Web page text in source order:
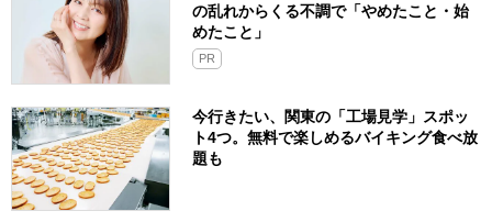
の乱れからくる不調で「やめたこと・始
めたこと」
PR
今行きたい、関東の「工場見学」スポッ
ト4つ。無料で楽しめるバイキング食べ放
題も